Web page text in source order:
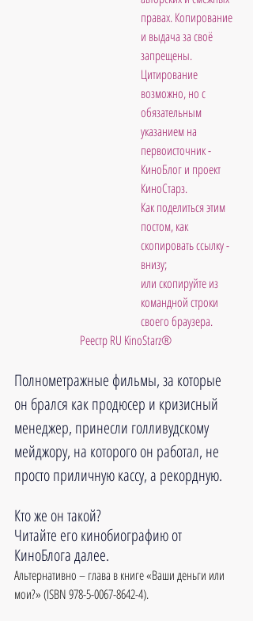
правах. Копирование
и выдача за своё
запрещены.
Цитирование
возможно, но с
обязательным
указанием на
первоисточник -
КиноБлог и проект
КиноСтарз.
Как поделиться этим
постом, как
скопировать ссылку -
внизу;
или скопируйте из
командной строки
своего браузера.
Реестр RU KinoStarz®
Полнометражные фильмы, за которые
он брался как продюсер и кризисный
менеджер, принесли голливудскому
мейджору, на которого он работал, не
просто приличную кассу, а рекордную.
Кто же он такой?
Читайте его кинобиографию от
КиноБлога далее.
Альтернативно – глава в книге «Ваши деньги или
мои?» (ISBN 978-5-0067-8642-4).